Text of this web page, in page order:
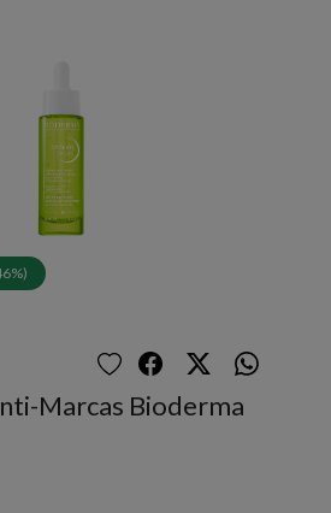
Marcas Bioderma